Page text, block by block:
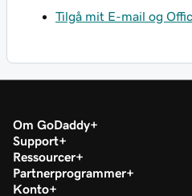
Tilgå mit E-mail og
Om GoDaddy
Support
Ressourcer
Partnerprogrammer
Konto